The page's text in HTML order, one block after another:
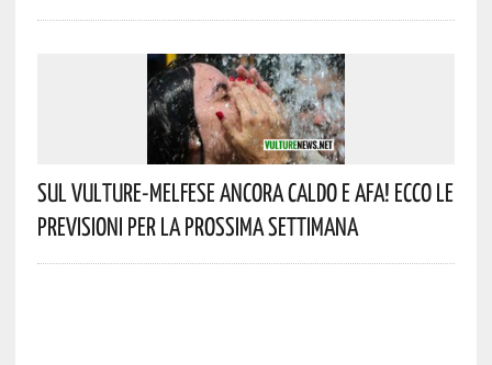
Sul Vulture-Melfese Ancora Caldo E Afa! Ecco Le
Previsioni Per La Prossima Settimana